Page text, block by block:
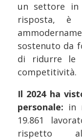
un settore in
risposta,
sostenuto da
di ridurre le
competitività.
Il 2024 ha
personale: in
19.861
rispetto